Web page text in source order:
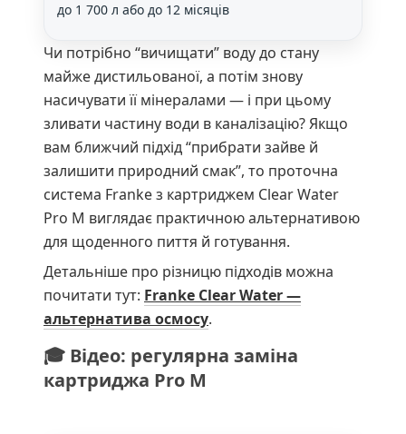
до 1 700 л або до 12 місяців
Чи потрібно “вичищати” воду до стану
майже дистильованої, а потім знову
насичувати її мінералами — і при цьому
зливати частину води в каналізацію? Якщо
вам ближчий підхід “прибрати зайве й
залишити природний смак”, то проточна
система Franke з картриджем Clear Water
Pro M виглядає практичною альтернативою
для щоденного пиття й готування.
Детальніше про різницю підходів можна
почитати тут: Franke Clear Water —
альтернатива осмосу.
🎓 Відео: регулярна заміна
картриджа Pro M